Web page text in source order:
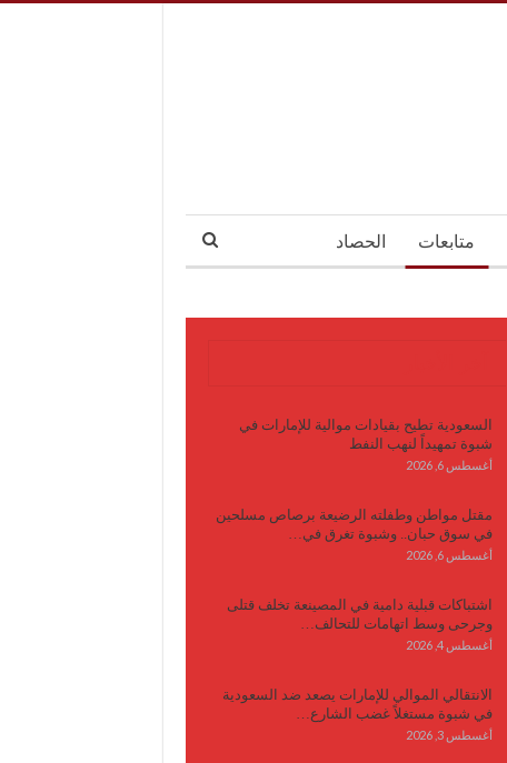
متابعات الحصاد
السعودية تطيح بقيادات موالية للإمارات في
شبوة تمهيداً لنهب النفط
أغسطس 6, 2026
مقتل مواطن وطفلته الرضيعة برصاص مسلحين
في سوق حبان.. وشبوة تغرق في…
أغسطس 6, 2026
اشتباكات قبلية دامية في المصينعة تخلف قتلى
وجرحى وسط اتهامات للتحالف…
أغسطس 4, 2026
الانتقالي الموالي للإمارات يصعد ضد السعودية
في شبوة مستغلاً غضب الشارع…
أغسطس 3, 2026